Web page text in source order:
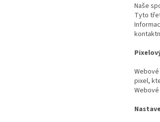
Naše
Tyto
pixel,